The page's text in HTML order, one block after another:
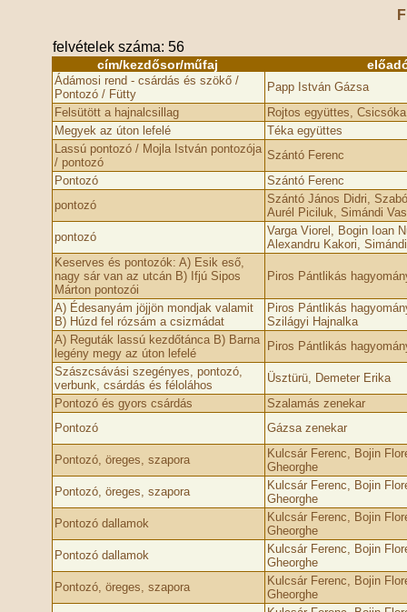
felvételek száma: 56
cím/kezdősor/műfaj
Ádámosi rend - csárdás és szökő /
Pontozó / Fütty
Papp István Gázsa
Felsütött a hajnalcsillag
Rojtos együttes,
Megyek az úton lefelé
Téka együttes
Lassú pontozó / Mojla István pontozója
/ pontozó
Szántó Ferenc
Pontozó
Szántó Ferenc
pontozó
Szántó János Didri,
Aurél Piciluk, Simándi
pontozó
Varga Viorel, Bogin Ioan
Alexandru Kakori,
Keserves és pontozók: A) Esik eső,
nagy sár van az utcán B) Ifjú Sipos
Márton pontozói
Piros Pántlikás
A) Édesanyám jöjjön mondjak valamit
B) Húzd fel rózsám a csizmádat
Piros Pántlikás
Szilágyi Hajnalka
A) Reguták lassú kezdőtánca B) Barna
legény megy az úton lefelé
Piros Pántlikás
Szászcsávási szegényes, pontozó,
verbunk, csárdás és féloláhos
Üsztürü, Demeter Erika
Pontozó és gyors csárdás
Szalamás zenekar
Pontozó
Gázsa zenekar
Pontozó, öreges, szapora
Kulcsár Ferenc, Bojin
Gheorghe
Pontozó, öreges, szapora
Kulcsár Ferenc, Bojin
Gheorghe
Pontozó dallamok
Kulcsár Ferenc, Bojin
Gheorghe
Pontozó dallamok
Kulcsár Ferenc, Bojin
Gheorghe
Pontozó, öreges, szapora
Kulcsár Ferenc, Bojin
Gheorghe